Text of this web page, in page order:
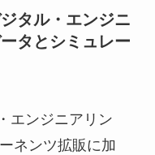
タル・エンジニ
タとシミュレー
エンジニアリン
ネンツ拡販に加